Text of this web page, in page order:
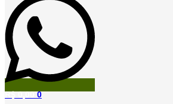
R$0,00 0